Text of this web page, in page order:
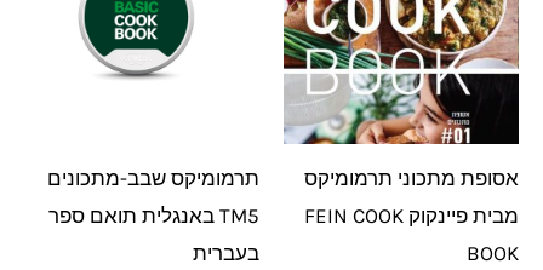
אסופת מתכוני תרמומיקס
מבית פיינקוק FEIN COOK
BOOK
תרמומיקס שבב-מתכונים
TM5 באנגלית תואם ספר
בעברית